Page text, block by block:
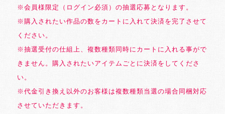
※会員様限定（ログイン必須）の抽選応募となります。
※購入されたい作品の数をカートに入れて決済を完了させて
ください。
※抽選受付の仕組上、複数種類同時にカートに入れる事がで
きません。購入されたいアイテムごとに決済をしてくださ
い。
※代金引き換え以外のお客様は複数種類当選の場合同梱対応
させていただきます。